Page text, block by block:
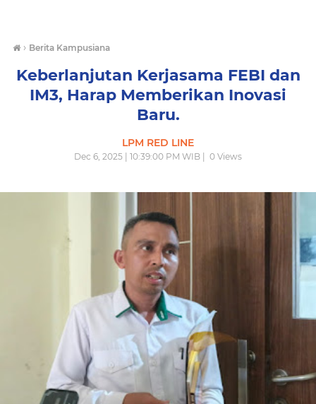
› Berita Kampusiana
Keberlanjutan Kerjasama FEBI dan
IM3, Harap Memberikan Inovasi
Baru.
LPM RED LINE
Dec 6, 2025 | 10:39:00 PM WIB | 0 Views